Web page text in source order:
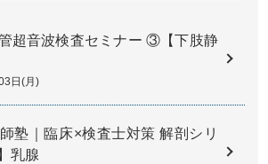
超音波検査セミナー ③【下肢静
日(月)
塾｜臨床×検査士対策 解剖シリ
乳腺